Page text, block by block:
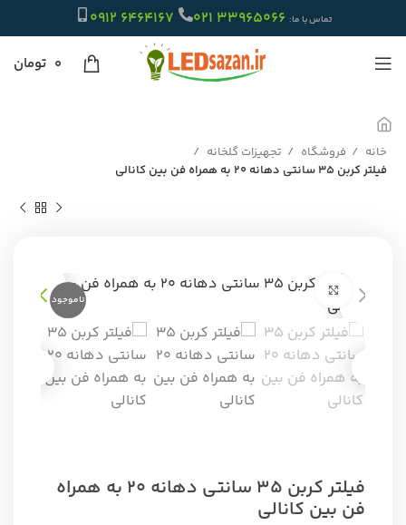
تماس با ما: 33965066 021
6464167 0912
۰ تومان
خانه فروشگاه
تجهیزات گلخانه
فیلتر کربن ۳۵ سانتی دهانه ۲۰ به همراه فن بین کانالی
ناموجود
برای بزرگنمایی کلیک کنید
فیلتر کربن ۳۵ سانتی دهانه ۲۰ به همراه
فن بین کانالی